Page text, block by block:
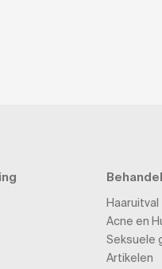
Haaruitval
Acne en
Seksuele
Artikelen